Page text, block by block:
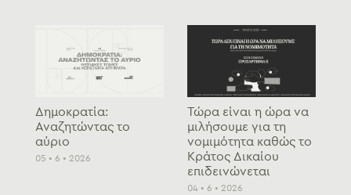
Δημοκρατία:
Αναζητώντας το
αύριο
05 • 6 • 2026
Τώρα είναι η ώρα να
μιλήσουμε για τη
νομιμότητα καθώς το
Κράτος Δικαίου
επιδεινώνεται
04 • 6 • 2026